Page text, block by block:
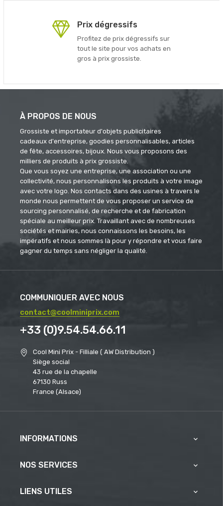
Prix dégressifs
Profitez de prix dégressifs sur
tout le site pour vos achats en
gros à prix grossiste.
À PROPOS DE NOUS
Grossiste et importateur d'objets publicitaires
cadeaux d'entreprise, goodies personnalisables, articles
de fête, accessoires, bijoux. Nous vous proposons des
milliers de produits à prix grossiste.
Que vous soyez une entreprise, une association ou une
collectivité, nous personnalisons les produits à votre image
avec votre logo. Nos contacts dans des usines à travers le
monde nous permettent de vous proposer un service de
sourcing personnalisé, de recherche et de fabrication
spéciale au meilleur prix. Travaillant avec de nombreuses
sociétés et mairies, nous connaissons les besoins, les
impératifs et nous sommes là pour y répondre et vous faire
gagner du temps sans négliger la qualité.
COMMUNIQUER AVEC NOUS
contact@coolminiprix.com
+33 (0)9.54.54.66.11
Cool Mini Prix - Filliale ( AW Distribution )
Siège social
43 rue de la chapelle
67130 Russ
France (Alsace)
INFORMATIONS 
NOS SERVICES 
LIENS UTILES 